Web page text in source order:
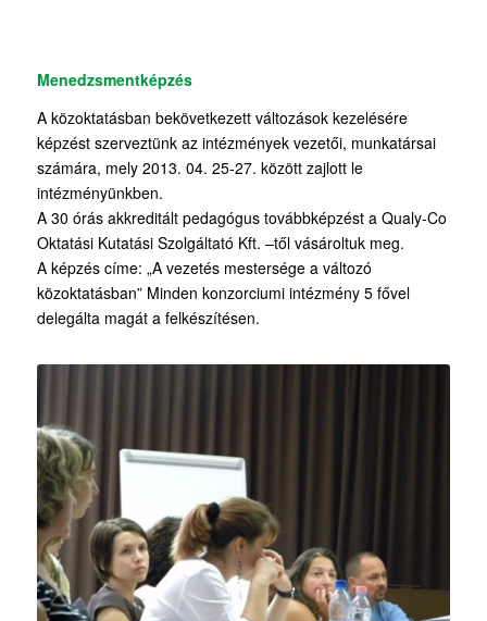
Menedzsmentképzés
A közoktatásban bekövetkezett változások kezelésére
képzést szerveztünk az intézmények vezetői, munkatársai
számára, mely 2013. 04. 25-27. között zajlott le
intézményünkben.
A 30 órás akkreditált pedagógus továbbképzést a Qualy-Co
Oktatási Kutatási Szolgáltató Kft. –től vásároltuk meg.
A képzés címe: „A vezetés mestersége a változó
közoktatásban” Minden konzorciumi intézmény 5 fővel
delegálta magát a felkészítésen.